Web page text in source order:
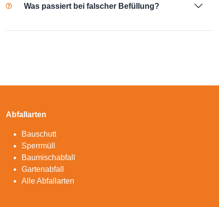
Was passiert bei falscher Befüllung?
Abfallarten
Bauschutt
Sperrmüll
Baumischabfall
Gartenabfall
Alle Abfallarten